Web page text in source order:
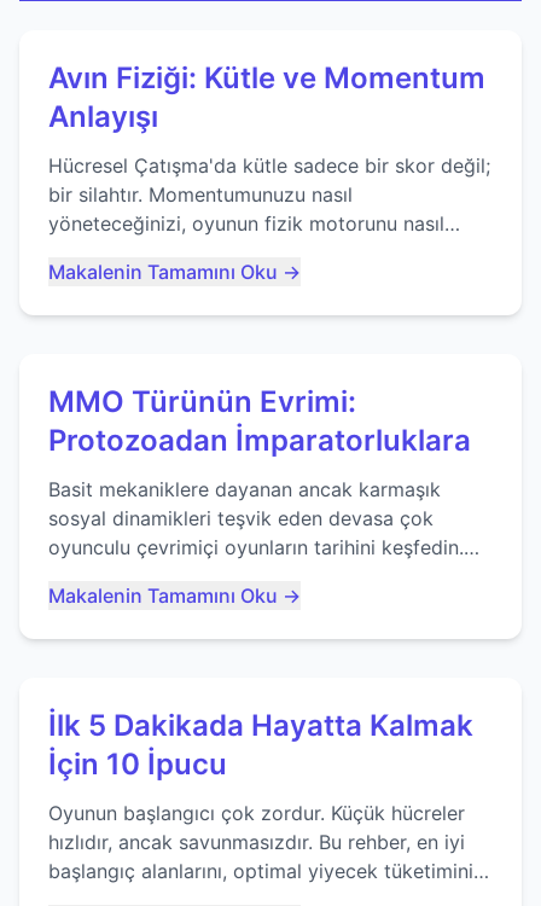
Avın Fiziği: Kütle ve Momentum
Anlayışı
Hücresel Çatışma'da kütle sadece bir skor değil;
bir silahtır. Momentumunuzu nasıl
yöneteceğinizi, oyunun fizik motorunu nasıl
ustalaşacağınızı öğrenin...
Makalenin Tamamını Oku →
MMO Türünün Evrimi:
Protozoadan İmparatorluklara
Basit mekaniklere dayanan ancak karmaşık
sosyal dinamikleri teşvik eden devasa çok
oyunculu çevrimiçi oyunların tarihini keşfedin.
Makalenin Tamamını Oku →
İlk 5 Dakikada Hayatta Kalmak
İçin 10 İpucu
Oyunun başlangıcı çok zordur. Küçük hücreler
hızlıdır, ancak savunmasızdır. Bu rehber, en iyi
başlangıç alanlarını, optimal yiyecek tüketimini